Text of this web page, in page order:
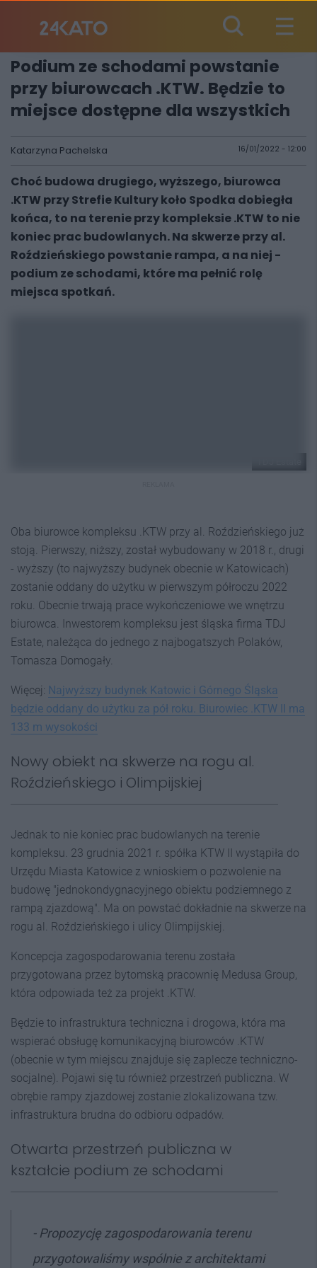
Podium ze schodami powstanie
przy biurowcach .KTW. Będzie to
miejsce dostępne dla wszystkich
Katarzyna Pachelska 16/01/2022 - 12:00
Choć budowa drugiego, wyższego, biurowca
.KTW przy Strefie Kultury koło Spodka dobiegła
końca, to na terenie przy kompleksie .KTW to nie
koniec prac budowlanych. Na skwerze przy al.
Roździeńskiego powstanie rampa, a na niej -
podium ze schodami, które ma pełnić rolę
miejsca spotkań.
Oba biurowce kompleksu .KTW przy al. Roździeńskiego już
stoją. Pierwszy, niższy, został wybudowany w 2018 r., drugi
- wyższy (to najwyższy budynek obecnie w Katowicach)
zostanie oddany do użytku w pierwszym półroczu 2022
roku. Obecnie trwają prace wykończeniowe we wnętrzu
biurowca. Inwestorem kompleksu jest śląska firma TDJ
Estate, należąca do jednego z najbogatszych Polaków,
Tomasza Domogały.
Więcej: Najwyższy budynek Katowic i Górnego Śląska
będzie oddany do użytku za pół roku. Biurowiec .KTW II ma
133 m wysokości
Nowy obiekt na skwerze na rogu al.
Roździeńskiego i Olimpijskiej
Jednak to nie koniec prac budowlanych na terenie
kompleksu. 23 grudnia 2021 r. spółka KTW II wystąpiła do
Urzędu Miasta Katowice z wnioskiem o pozwolenie na
budowę "jednokondygnacyjnego obiektu podziemnego z
rampą zjazdową". Ma on powstać dokładnie na skwerze na
rogu al. Roździeńskiego i ulicy Olimpijskiej.
Koncepcja zagospodarowania terenu została
przygotowana przez bytomską pracownię Medusa Group,
która odpowiada też za projekt .KTW.
Będzie to infrastruktura techniczna i drogowa, która ma
wspierać obsługę komunikacyjną biurowców .KTW
(obecnie w tym miejscu znajduje się zaplecze techniczno-
socjalne). Pojawi się tu również przestrzeń publiczna. W
obrębie rampy zjazdowej zostanie zlokalizowana tzw.
infrastruktura brudna do odbioru odpadów.
Otwarta przestrzeń publiczna w
kształcie podium ze schodami
- Propozycję zagospodarowania terenu
przygotowaliśmy wspólnie z architektami